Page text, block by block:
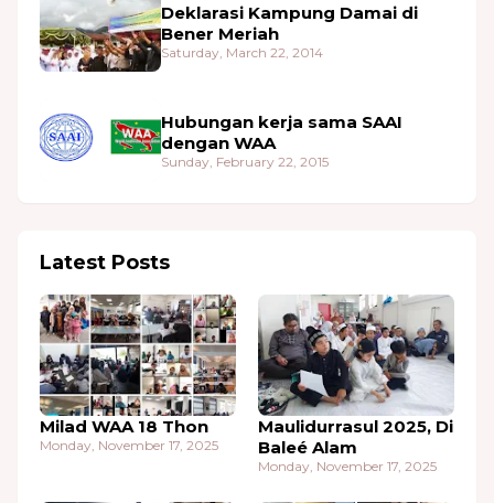
Deklarasi Kampung Damai di
Bener Meriah
Saturday, March 22, 2014
Hubungan kerja sama SAAI
dengan WAA
Sunday, February 22, 2015
Latest Posts
Milad WAA 18 Thon
Monday, November 17, 2025
Maulidurrasul 2025, Di
Baleé Alam
Monday, November 17, 2025